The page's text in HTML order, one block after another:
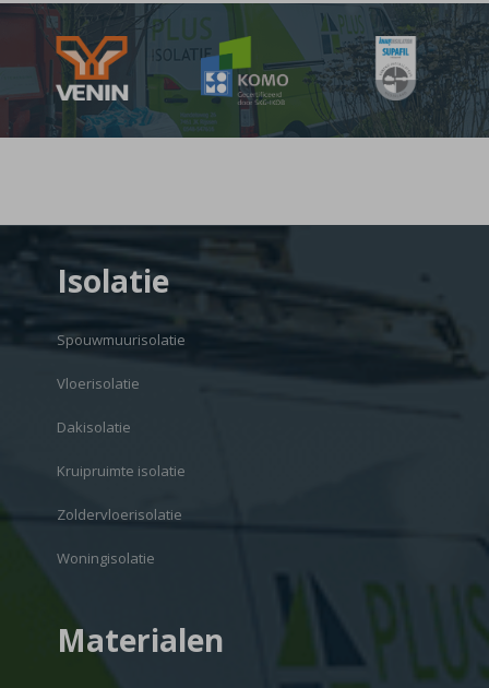
Isolatie
Spouwmuurisolatie
Vloerisolatie
Dakisolatie
Kruipruimte isolatie
Zoldervloerisolatie
Woningisolatie
Materialen